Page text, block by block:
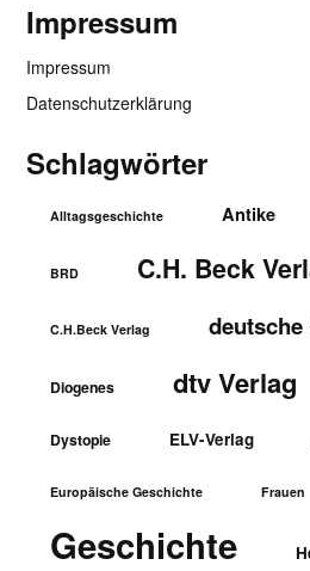
Impressum
Impressum
Datenschutzerklärung
Schlagwörter
Alltagsgeschichte Antike
BRD C.H. Beck
C.H.Beck Verlag
Diogenes dtv Verlag
Dystopie ELV-Verlag
Europäische Geschichte Frauen
Geschichte